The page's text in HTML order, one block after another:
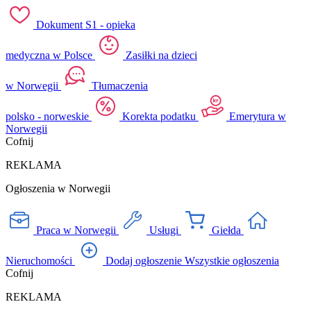
Dokument S1 - opieka
medyczna w Polsce Zasiłki na dzieci
w Norwegii Tłumaczenia
polsko - norweskie Korekta podatku
Emerytura w
Norwegii
Cofnij
REKLAMA
Ogłoszenia w Norwegii
Praca w Norwegii Usługi Giełda
Nieruchomości Dodaj ogłoszenie Wszystkie ogłoszenia
Cofnij
REKLAMA